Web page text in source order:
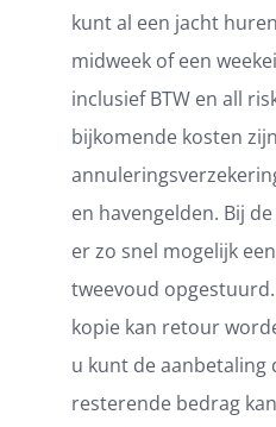
kunt al een jacht
midweek of een
inclusief BTW en all
bijkomende kosten
en havengelden. Bij
er zo snel mogelijk
tweevoud
kopie kan retour
u kunt de aanbetaling
resterende bedrag